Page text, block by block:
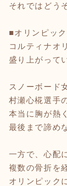
それではどう
■オリンピッ
コルティナオ
盛り上がって
スノーボード
村瀬心椛選手
本当に胸が熱
最後まで諦め
一方で、心配
複数の骨折を
オリンピック